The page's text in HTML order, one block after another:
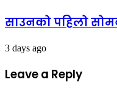
साउनको पहिलो
3 days ago
Leave a Reply